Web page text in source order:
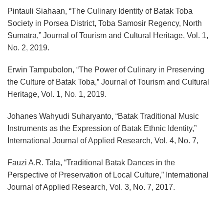
Pintauli Siahaan, “The Culinary Identity of Batak Toba
Society in Porsea District, Toba Samosir Regency, North
Sumatra,” Journal of Tourism and Cultural Heritage, Vol. 1,
No. 2, 2019.
Erwin Tampubolon, “The Power of Culinary in Preserving
the Culture of Batak Toba,” Journal of Tourism and Cultural
Heritage, Vol. 1, No. 1, 2019.
Johanes Wahyudi Suharyanto, “Batak Traditional Music
Instruments as the Expression of Batak Ethnic Identity,”
International Journal of Applied Research, Vol. 4, No. 7,
Fauzi A.R. Tala, “Traditional Batak Dances in the
Perspective of Preservation of Local Culture,” International
Journal of Applied Research, Vol. 3, No. 7, 2017.